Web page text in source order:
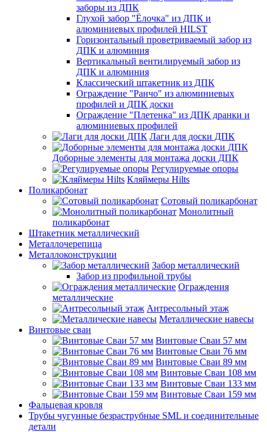
заборы из ДПК
Глухой забор "Ёлочка" из ДПК и
алюминиевых профилей HILST
Горизонтальный проветриваемый забор из
ДПК и алюминия
Вертикальный вентилируемый забор из
ДПК и алюминия
Классический штакетник из ДПК
Ограждение "Ранчо" из алюминиевых
профилей и ДПК доски
Ограждение "Плетенка" из ДПК дранки и
алюминиевых профилей
Лаги для доски ДПК
Доборные элементы для монтажа доски ДПК
Регулируемые опоры
Кляймеры Hilts
Поликарбонат
Сотовый поликарбонат
Монолитный
поликарбонат
Штакетник металлический
Металлочерепица
Металлоконструкции
Забор металлический
Забор из профильной трубы
Ограждения
металлические
Антресольный этаж
Металлические навесы
Винтовые сваи
Винтовые Сваи 57 мм
Винтовые Сваи 76 мм
Винтовые Сваи 89 мм
Винтовые Сваи 108 мм
Винтовые Сваи 133 мм
Винтовые Сваи 159 мм
Фальцевая кровля
Трубы чугунные безраструбные SML и соединительные
детали